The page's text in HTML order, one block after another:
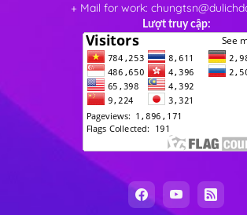
+ Mail for work:
Lượt truy cập: